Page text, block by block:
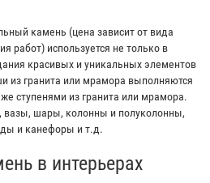
камень (цена зависит от вида
работ) используется не только в
красивых и уникальных элементов
из гранита или мрамора выполняются
ступенями из гранита или мрамора.
шары, колонны и полуколонны,
и канефоры и т.д.
в интерьерах